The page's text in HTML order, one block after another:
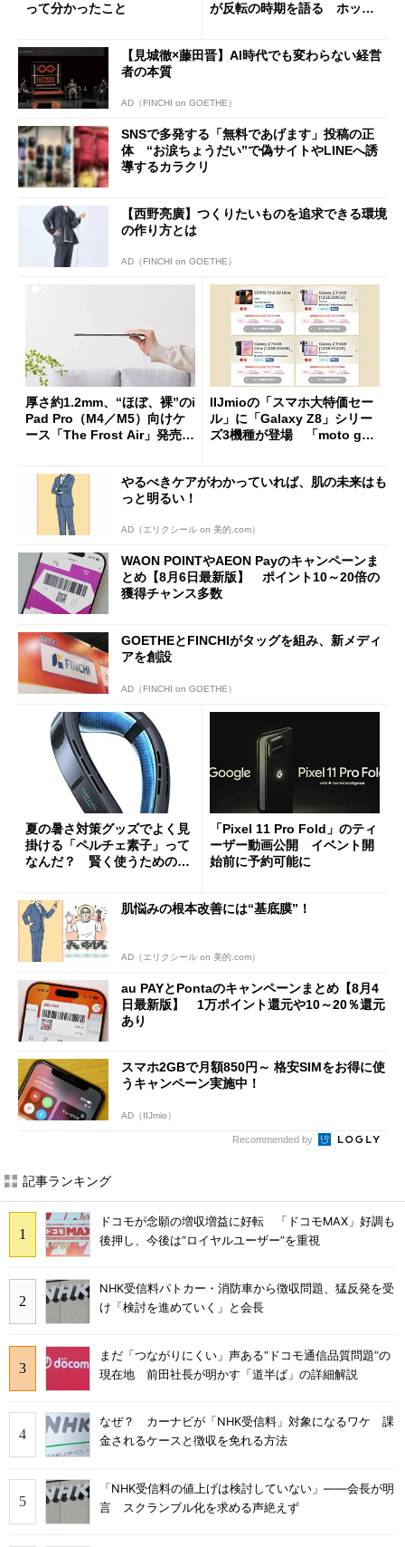
って分かったこと
が反転の時期を語る ホッピ
【見城徹×藤田晋】AI時代でも変わらない経営
者の本質
AD（FINCHI on GOETHE）
SNSで多発する「無料であげます」投稿の正
体 “お涙ちょうだい”で偽サイトやLINEへ誘
導するカラクリ
【西野亮廣】つくりたいものを追求できる環境
の作り方とは
AD（FINCHI on GOETHE）
厚さ約1.2mm、“ほぼ、裸”のi
Pad Pro（M4／M5）向けケ
ース「The Frost Air」発売
IIJmioの「スマホ大特価セー
ル」に「Galaxy Z8」シリー
ズ3機種が登場 「moto g37
やるべきケアがわかっていれば、肌の未来はも
っと明るい！
AD（エリクシール on 美的.com）
WAON POINTやAEON Payのキャンペーンま
とめ【8月6日最新版】 ポイント10～20倍の
獲得チャンス多数
GOETHEとFINCHIがタッグを組み、新メディ
アを創設
AD（FINCHI on GOETHE）
夏の暑さ対策グッズでよく見
掛ける「ペルチェ素子」って
なんだ？ 賢く使うための注
「Pixel 11 Pro Fold」のティ
ーザー動画公開 イベント開
始前に予約可能に
肌悩みの根本改善には“基底膜”！
AD（エリクシール on 美的.com）
au PAYとPontaのキャンペーンまとめ【8月4
日最新版】 1万ポイント還元や10～20％還元
あり
スマホ2GBで月額850円～ 格安SIMをお得に使
うキャンペーン実施中！
AD（IIJmio）
Recommended by
記事ランキング
ドコモが念願の増収増益に好転 「ドコモMAX」好調も
後押し、今後は“ロイヤルユーザー”を重視
NHK受信料パトカー・消防車から徴収問題、猛反発を受
け「検討を進めていく」と会長
まだ「つながりにくい」声ある“ドコモ通信品質問題”の
現在地 前田社長が明かす「道半ば」の詳細解説
なぜ？ カーナビが「NHK受信料」対象になるワケ 課
金されるケースと徴収を免れる方法
「NHK受信料の値上げは検討していない」――会長が明
言 スクランブル化を求める声絶えず